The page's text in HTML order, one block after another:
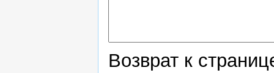
Возврат к